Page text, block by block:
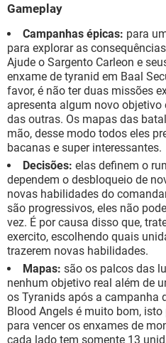
Gameplay
Campanhas épicas: para
para explorar as
Ajude o Sargento Carleon e
enxame de tyranid em Baal
favor, é não ter duas missões
apresenta algum novo
das outras. Os mapas das
mão, desse modo todos eles
bacanas e super interessantes.
Decisões: elas definem o
dependem o desbloqueio de
novas habilidades do
são progressivos, eles não
vez. É por causa disso que,
exercito, escolhendo quais
trazerem novas habilidades.
Mapas: são os palcos das
nenhum objetivo real além de
os Tyranids após a campanha
Blood Angels é muito bom,
para vencer os enxames de
cada lado tem somente 13